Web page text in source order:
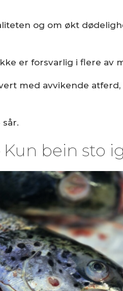
og om økt
er forsvarlig i flere av
med avvikende
Kun bein sto